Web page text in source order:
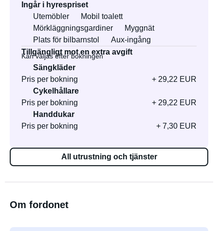
Ingår i hyrespriset
Utemöbler
Mobil toalett
Mörkläggningsgardiner
Myggnät
Plats för bilbarnstol
Aux-ingång
Tillgängligt mot en extra avgift
Kan väljas efter bokningen
Sängkläder
Pris per bokning
+ 29,22 EUR
Cykelhållare
Pris per bokning
+ 29,22 EUR
Handdukar
Pris per bokning
+ 7,30 EUR
All utrustning och tjänster
Om fordonet